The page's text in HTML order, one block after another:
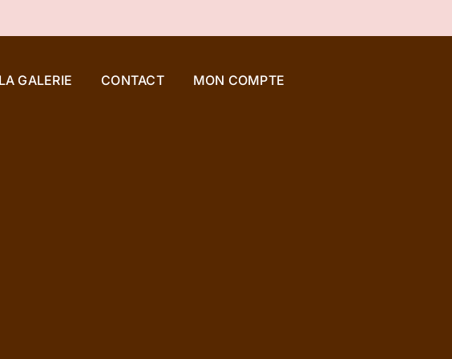
LA GALERIE CONTACT MON COMPTE